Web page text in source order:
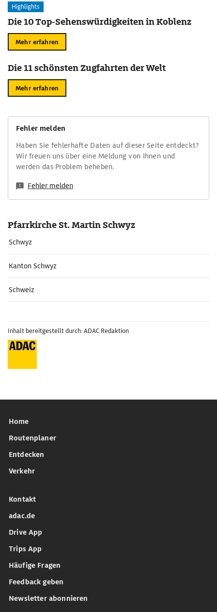
Highlights
Die 10 Top-Sehenswürdigkeiten in Koblenz
Mehr erfahren
Die 11 schönsten Zugfahrten der Welt
Mehr erfahren
Fehler melden
Haben Sie fehlerhafte Daten auf dieser Seite entdeckt?
Wir freuen uns über eine Meldung von Ihnen und
werden das Problem beheben.
Fehler melden
Pfarrkirche St. Martin Schwyz
Schwyz
Kanton Schwyz
Schweiz
Inhalt bereitgestellt durch: ADAC Redaktion
Home
Routenplaner
Entdecken
Verkehr
Kontakt
adac.de
Drive App
Trips App
Häufige Fragen
Feedback geben
Newsletter abonnieren